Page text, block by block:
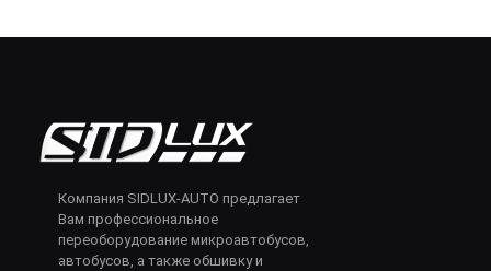
Компания SIDLUX-AUTO предлагает
Вам профессиональное
переоборудование микроавтобусов,
автобусов, а также обшивку и